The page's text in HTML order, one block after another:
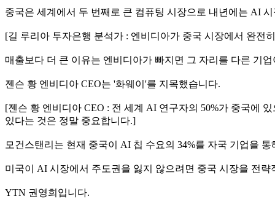
중국은 세계에서 두 번째로 큰 컴퓨팅 시장으로 내년에는 AI
[길 루리아 투자은행 분석가 : 엔비디아가 중국 시장에서 완전
매출보다 더 큰 이유는 엔비디아가 빠지면 그 자리를 다른 기
젠슨 황 엔비디아 CEO는 '화웨이'를 지목했습니다.
[젠슨 황 엔비디아 CEO : 전 세계 AI 연구자의 50%가 중국에
있다는 것은 정말 중요합니다.]
모건스탠리는 현재 중국이 AI 칩 수요의 34%를 자국 기업을
미국이 AI 시장에서 주도권을 잃지 않으려면 중국 시장을 전
YTN 권영희입니다.